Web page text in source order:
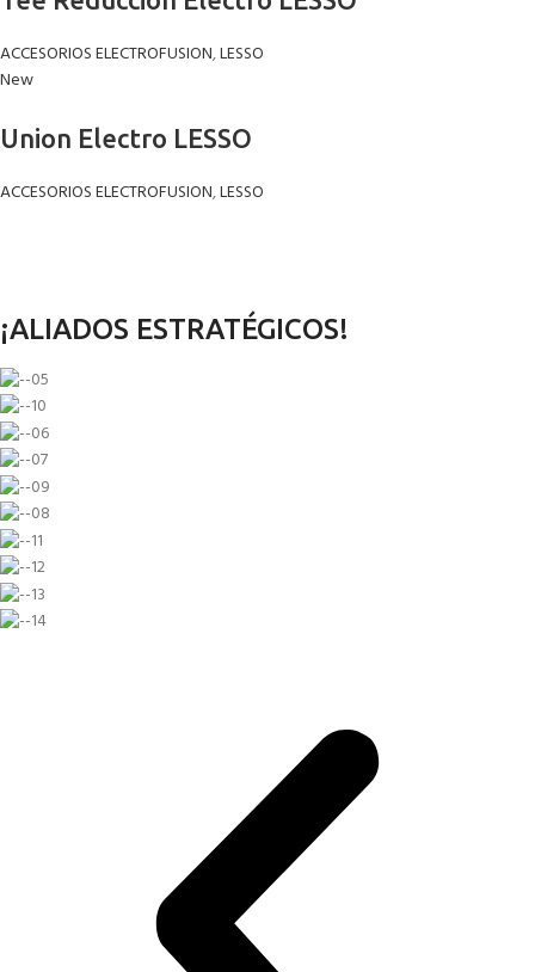
ACCESORIOS ELECTROFUSION,LESSO
New
Union Electro LESSO
ACCESORIOS ELECTROFUSION,LESSO
¡ALIADOS ESTRATÉGICOS!